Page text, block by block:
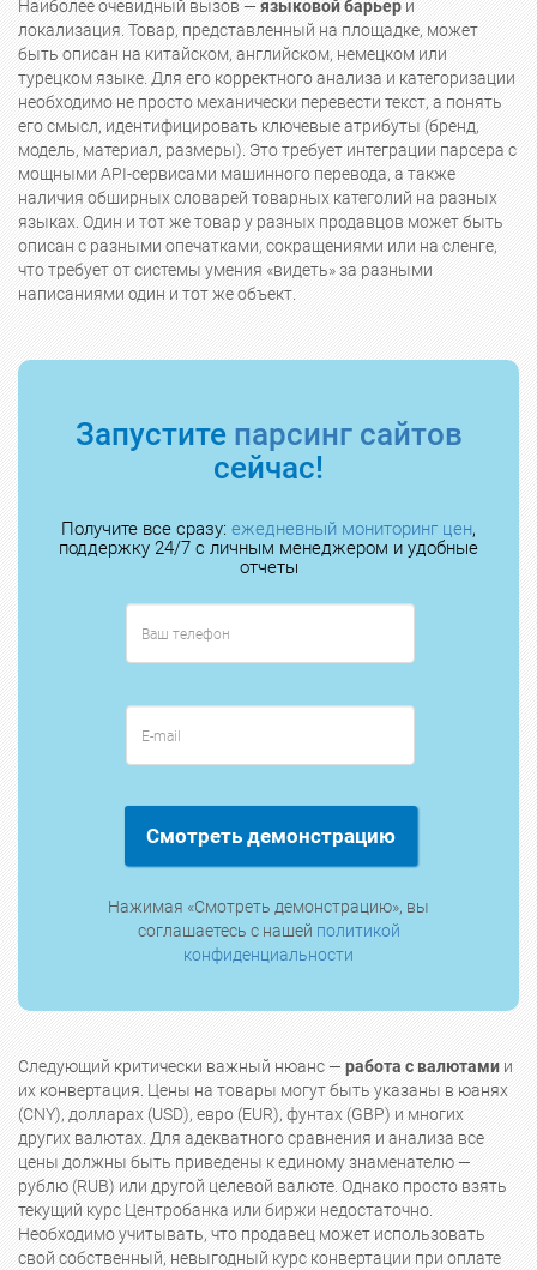
Наиболее очевидный вызов — языковой барьер и
локализация. Товар, представленный на площадке, может
быть описан на китайском, английском, немецком или
турецком языке. Для его корректного анализа и категоризации
необходимо не просто механически перевести текст, а понять
его смысл, идентифицировать ключевые атрибуты (бренд,
модель, материал, размеры). Это требует интеграции парсера с
мощными API-сервисами машинного перевода, а также
наличия обширных словарей товарных категолий на разных
языках. Один и тот же товар у разных продавцов может быть
описан с разными опечатками, сокращениями или на сленге,
что требует от системы умения «видеть» за разными
написаниями один и тот же объект.
Запустите парсинг сайтов
сейчас!
Получите все сразу: ежедневный мониторинг цен,
поддержку 24/7 с личным менеджером и удобные
отчеты
Смотреть демонстрацию
Нажимая «Смотреть демонстрацию», вы
соглашаетесь с нашей политикой
конфиденциальности
Следующий критически важный нюанс — работа с валютами и
их конвертация. Цены на товары могут быть указаны в юанях
(CNY), долларах (USD), евро (EUR), фунтах (GBP) и многих
других валютах. Для адекватного сравнения и анализа все
цены должны быть приведены к единому знаменателю —
рублю (RUB) или другой целевой валюте. Однако просто взять
текущий курс Центробанка или биржи недостаточно.
Необходимо учитывать, что продавец может использовать
свой собственный, невыгодный курс конвертации при оплате